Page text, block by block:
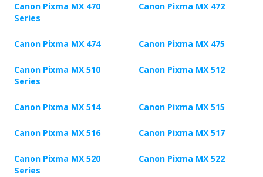
Canon Pixma MX 470
Series
Canon Pixma MX 472
Canon Pixma MX 474 Canon Pixma MX 475
Canon Pixma MX 510
Series
Canon Pixma MX 512
Canon Pixma MX 514 Canon Pixma MX 515
Canon Pixma MX 516 Canon Pixma MX 517
Canon Pixma MX 520
Series
Canon Pixma MX 522